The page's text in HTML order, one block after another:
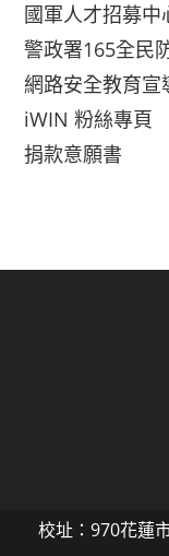
國軍人才招募中
警政署165全民
網路安全教育宣
iWIN 粉絲專頁
捐款意願書
校址：970花